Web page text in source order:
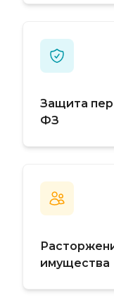
Защита
ФЗ
имущества